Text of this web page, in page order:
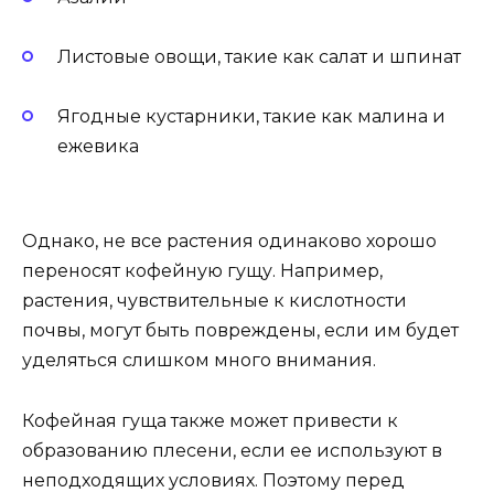
Листовые овощи, такие как салат и шпинат
Ягодные кустарники, такие как малина и
ежевика
Однако, не все растения одинаково хорошо
переносят кофейную гущу. Например,
растения, чувствительные к кислотности
почвы, могут быть повреждены, если им будет
уделяться слишком много внимания.
Кофейная гуща также может привести к
образованию плесени, если ее используют в
неподходящих условиях. Поэтому перед